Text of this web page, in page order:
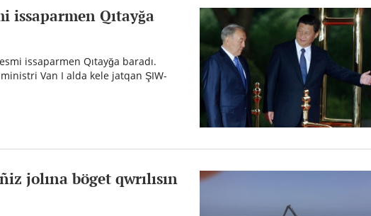
issaparmen Qıtayğa
issaparmen Qıtayğa baradı.
ministri Van I alda kele jatqan ŞIW-
jolına böget qwrılısın